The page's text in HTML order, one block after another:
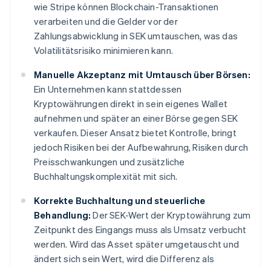
wie Stripe können Blockchain-Transaktionen
verarbeiten und die Gelder vor der
Zahlungsabwicklung in SEK umtauschen, was das
Volatilitätsrisiko minimieren kann.
Manuelle Akzeptanz mit Umtausch über Börsen:
Ein Unternehmen kann stattdessen
Kryptowährungen direkt in sein eigenes Wallet
aufnehmen und später an einer Börse gegen SEK
verkaufen. Dieser Ansatz bietet Kontrolle, bringt
jedoch Risiken bei der Aufbewahrung, Risiken durch
Preisschwankungen und zusätzliche
Buchhaltungskomplexität mit sich.
Korrekte Buchhaltung und steuerliche
Behandlung: Der SEK-Wert der Kryptowährung zum
Zeitpunkt des Eingangs muss als Umsatz verbucht
werden. Wird das Asset später umgetauscht und
ändert sich sein Wert, wird die Differenz als